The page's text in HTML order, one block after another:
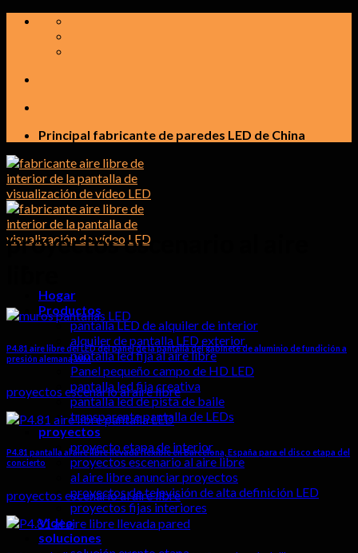
saltar
contenido
Principal fabricante de paredes LED de China
Hogar
Productos
pantalla LED de alquiler de interior
alquiler de pantalla LED exterior
pantalla led fija al aire libre
Panel pequeño campo de HD LED
pantalla led fija creativa
pantalla led de pista de baile
transparente pantalla de LEDs
proyectos
proyecto etapa de interior
proyectos escenario al aire libre
al aire libre anunciar proyectos
proyectos de televisión de alta definición LED
proyectos fijas interiores
Video
soluciones
proyectos escenario al aire
P4.81 aire libre del LED del panel de la pantalla del gabinete de aluminio de fundición a
presión alemana WM
proyectos escenario al aire libre
P4.81 pantalla al aire libre llevada flexible en Barcelona, ​​España para el disco etapa del
concierto
proyectos escenario al aire libre